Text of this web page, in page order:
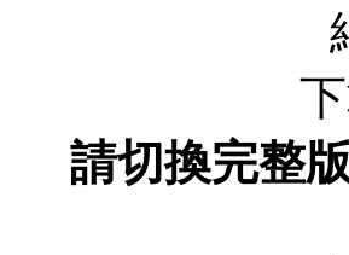
請切換完整